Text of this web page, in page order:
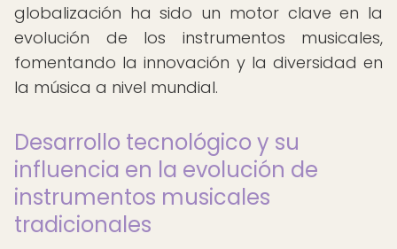
globalización ha sido un motor clave en la
evolución de los instrumentos musicales,
fomentando la innovación y la diversidad en
la música a nivel mundial.
Desarrollo tecnológico y su
influencia en la evolución de
instrumentos musicales
tradicionales